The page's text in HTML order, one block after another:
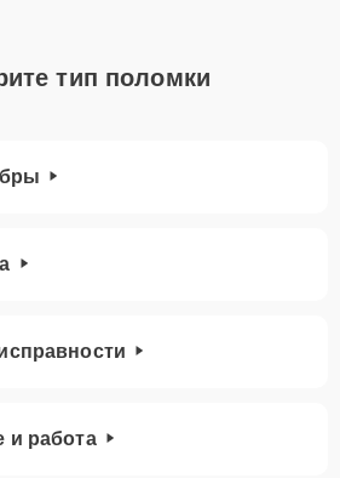
тип поломки
и работа